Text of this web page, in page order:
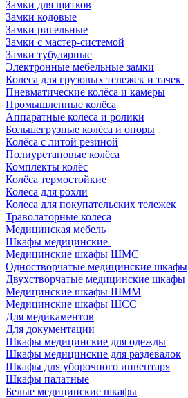
Замки для щитков
Замки кодовые
Замки ригельные
Замки с мастер-системой
Замки тубулярные
Электронные мебельные замки
Колеса для грузовых тележек и тачек
Пневматические колёса и камеры
Промышленные колёса
Аппаратные колеса и ролики
Большегрузные колёса и опоры
Колёса с литой резиной
Полиуретановые колёса
Комплекты колёс
Колёса термостойкие
Колеса для рохли
Колеса для покупательских тележек
Траволаторные колеса
Медицинская мебель
Шкафы медицинские
Медицинские шкафы ШМС
Одностворчатые медицинские шкафы
Двухстворчатые медицинские шкафы
Медицинские шкафы ШММ
Медицинские шкафы ШСС
Для медикаментов
Для документации
Шкафы медицинские для одежды
Шкафы медицинские для раздевалок
Шкафы для уборочного инвентаря
Шкафы палатные
Белые медицинские шкафы